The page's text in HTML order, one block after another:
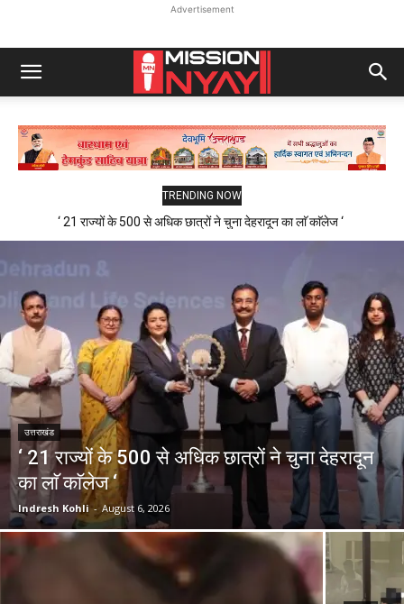
Advertisement
TRENDING NOW
‘ 21 राज्यों के 500 से अधिक छात्रों ने चुना देहरादून का लाॅ काॅलेज ‘
उत्तराखंड
‘ 21 राज्यों के 500 से अधिक छात्रों ने चुना देहरादून
का लाॅ काॅलेज ‘
Indresh Kohli - August 6, 2026